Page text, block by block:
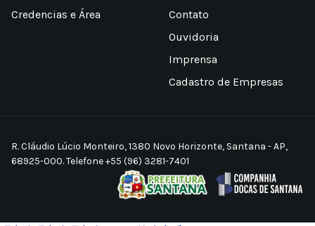
Credencias e Área
Contato
Ouvidoria
Imprensa
Cadastro de Empresas
R. Cláudio Lúcio Monteiro, 1380 Novo Horizonte, Santana - AP,
68925-000. Telefone +55 (96) 3281-7401